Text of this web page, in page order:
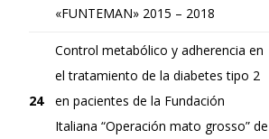
«FUNTEMAN» 2015 – 2018
24
Control metabólico y adherencia en
el tratamiento de la diabetes tipo 2
en pacientes de la Fundación
Italiana “Operación mato grosso” de